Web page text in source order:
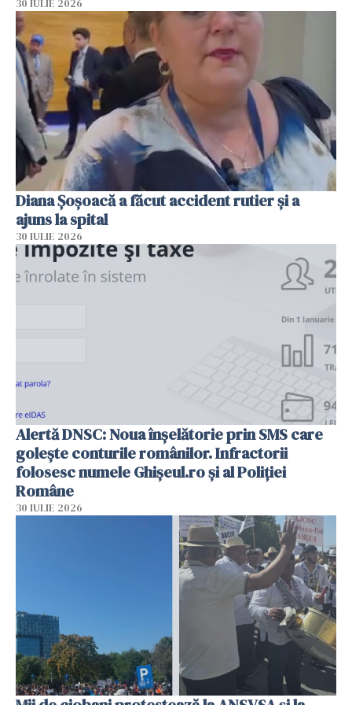
30 IULIE 2026
Diana Șoșoacă a făcut accident rutier și a
ajuns la spital
30 IULIE 2026
Alertă DNSC: Noua înșelătorie prin SMS care
golește conturile românilor. Infractorii
folosesc numele Ghișeul.ro și al Poliției
Române
30 IULIE 2026